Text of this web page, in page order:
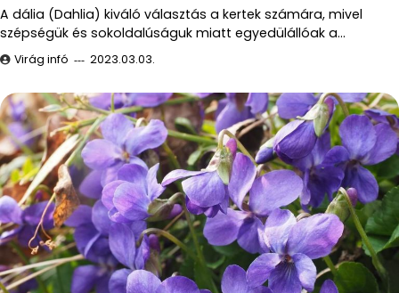
A dália (Dahlia) kiváló választás a kertek számára, mivel
szépségük és sokoldalúságuk miatt egyedülállóak a…
Virág infó 2023.03.03.